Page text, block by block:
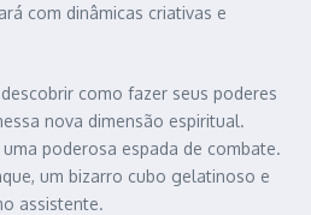
com dinâmicas criativas e
como fazer seus poderes
nova dimensão espiritual.
poderosa espada de combate.
um bizarro cubo gelatinoso e
assistente.